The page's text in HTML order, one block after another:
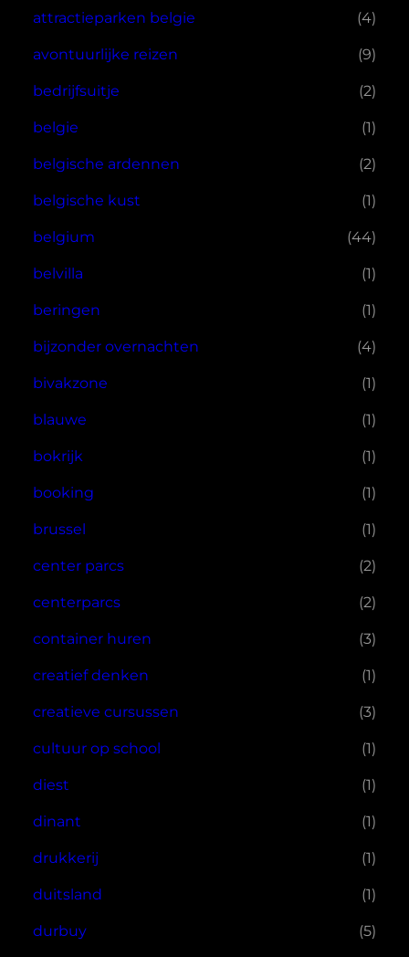
attractieparken belgie (4)
avontuurlijke reizen (9)
bedrijfsuitje (2)
belgie (1)
belgische ardennen (2)
belgische kust (1)
belgium (44)
belvilla (1)
beringen (1)
bijzonder overnachten (4)
bivakzone (1)
blauwe (1)
bokrijk (1)
booking (1)
brussel (1)
center parcs (2)
centerparcs (2)
container huren (3)
creatief denken (1)
creatieve cursussen (3)
cultuur op school (1)
diest (1)
dinant (1)
drukkerij (1)
duitsland (1)
durbuy (5)